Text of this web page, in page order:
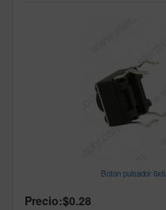
Boton pulsador
Precio:$0.28